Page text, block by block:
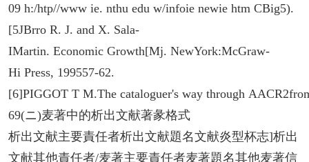
09 h:/htp//www ie. nthu edu w/infoie newie htm CBig5).
[5JBrro R. J. and X. Sala-
IMartin. Economic Growth[Mj. NewYork:McGraw-
Hi Press, 199557-62.
[6]PIGGOT T M.The cataloguer's way through
69(ニ)麦著中的析出文献著彖格式
析出文献主要責任者析出文献題名文献炎型杯志]析出
文献其他責任者/麦著主要責任者麦著題名其他麦著信